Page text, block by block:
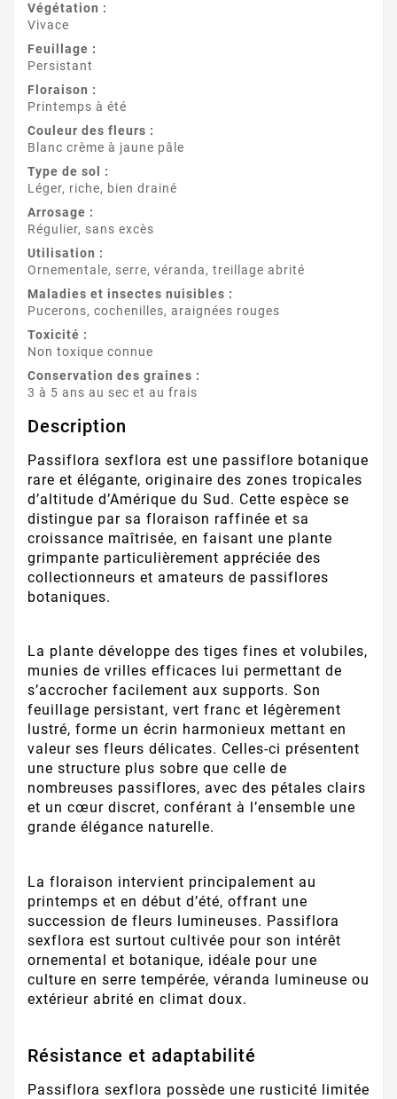
Végétation :
Vivace
Feuillage :
Persistant
Floraison :
Printemps à été
Couleur des fleurs :
Blanc crème à jaune pâle
Type de sol :
Léger, riche, bien drainé
Arrosage :
Régulier, sans excès
Utilisation :
Ornementale, serre, véranda, treillage abrité
Maladies et insectes nuisibles :
Pucerons, cochenilles, araignées rouges
Toxicité :
Non toxique connue
Conservation des graines :
3 à 5 ans au sec et au frais
Description
Passiflora sexflora est une passiflore botanique
rare et élégante, originaire des zones tropicales
d’altitude d’Amérique du Sud. Cette espèce se
distingue par sa floraison raffinée et sa
croissance maîtrisée, en faisant une plante
grimpante particulièrement appréciée des
collectionneurs et amateurs de passiflores
botaniques.
La plante développe des tiges fines et volubiles,
munies de vrilles efficaces lui permettant de
s’accrocher facilement aux supports. Son
feuillage persistant, vert franc et légèrement
lustré, forme un écrin harmonieux mettant en
valeur ses fleurs délicates. Celles-ci présentent
une structure plus sobre que celle de
nombreuses passiflores, avec des pétales clairs
et un cœur discret, conférant à l’ensemble une
grande élégance naturelle.
La floraison intervient principalement au
printemps et en début d’été, offrant une
succession de fleurs lumineuses. Passiflora
sexflora est surtout cultivée pour son intérêt
ornemental et botanique, idéale pour une
culture en serre tempérée, véranda lumineuse ou
extérieur abrité en climat doux.
Résistance et adaptabilité
Passiflora sexflora possède une rusticité limitée